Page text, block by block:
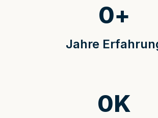
Jahre
0+
0K